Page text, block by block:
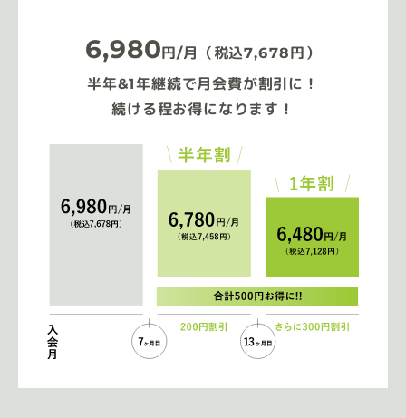
6,980円/月（税込7,678円）
半年&1年継続で月会費が割引に！
続ける程お得になります！